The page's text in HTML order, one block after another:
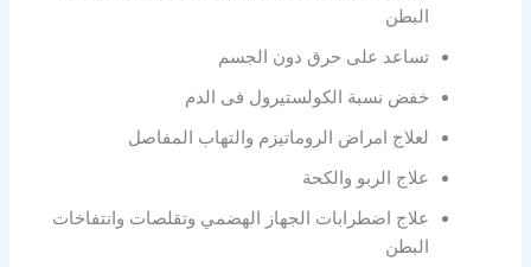
البطن
تساعد على حرق دون الجسم
خفض نسبة الكولستيرول فى الدم
لعلاج امراض الروماتيزم والتهاب المفاصل
علاج الربو والكحة
علاج اضطرابات الجهاز الهضمي وتقلصات وانتفاخات
البطن